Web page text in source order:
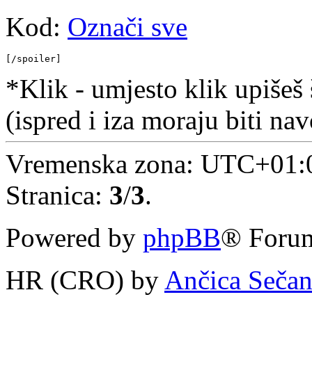
Kod: Označi sve
[/spoiler]
*Klik - umjesto klik
(ispred i iza moraju biti
Vremenska zona:
Stranica: 3/3.
Powered by phpBB®
HR (CRO) by Ančica Sečan